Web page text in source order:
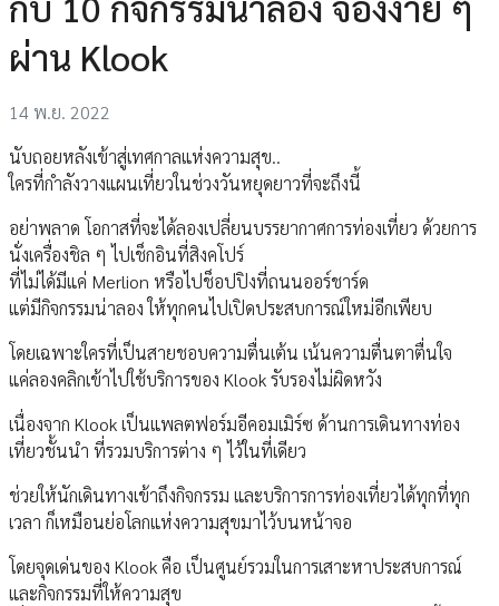
ผ่าน Klook
14 พ.ย. 2022
นับถอยหลังเข้าสู่เทศกาลแห่งความสุข..
ใครที่กำลังวางแผนเที่ยวในช่วงวันหยุดยาวที่จะถึงนี้
อย่าพลาด โอกาสที่จะได้ลองเปลี่ยนบรรยากาศการท่องเที่ยว ด้วยการ
นั่งเครื่องชิล ๆ ไปเช็กอินที่สิงคโปร์
ที่ไม่ได้มีแค่ Merlion หรือไปช็อปปิงที่ถนนออร์ชาร์ด
แต่มีกิจกรรมน่าลอง ให้ทุกคนไปเปิดประสบการณ์ใหม่อีกเพียบ
โดยเฉพาะใครที่เป็นสายชอบความตื่นเต้น เน้นความตื่นตาตื่นใจ
แค่ลองคลิกเข้าไปใช้บริการของ Klook รับรองไม่ผิดหวัง
เนื่องจาก Klook เป็นแพลตฟอร์มอีคอมเมิร์ซ ด้านการเดินทางท่อง
เที่ยวชั้นนำ ที่รวมบริการต่าง ๆ ไว้ในที่เดียว
ช่วยให้นักเดินทางเข้าถึงกิจกรรม และบริการการท่องเที่ยวได้ทุกที่ทุก
เวลา ก็เหมือนย่อโลกแห่งความสุขมาไว้บนหน้าจอ
โดยจุดเด่นของ Klook คือ เป็นศูนย์รวมในการเสาะหาประสบการณ์
และกิจกรรมที่ให้ความสุข